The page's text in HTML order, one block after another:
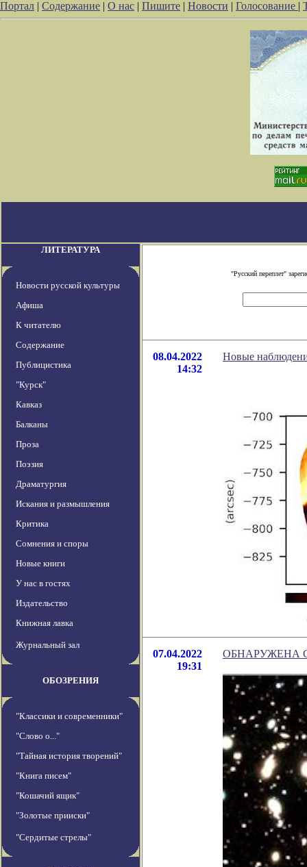
Портал | Содержание | О нас | Пишите | Новости | Голосование |
ЛИТЕРАТУРА
Новости русской культуры
Афиша
К читателю
Содержание
Публицистика
"Курск"
Кавказ
Балканы
Проза
Поэзия
Драматургия
Искания и размышления
Критика
Сомнения и споры
Новые книги
У нас в гостях
Издательство
Книжная лавка
Журнальный зал
ОБОЗРЕНИЯ
"Классики и современники"
"Слово о..."
"Тайная история творений"
"Книга писем"
"Кошачий ящик"
"Золотые прииски"
"Сердитые стрелы"
"Русский переплет"
08.04.2022
14:32
Новые
07.04.2022
19:31
ОБНАРУЖЕНА